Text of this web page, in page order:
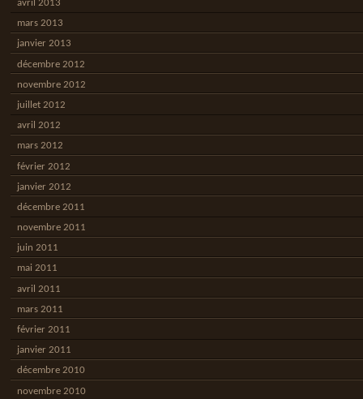
avril 2013
mars 2013
janvier 2013
décembre 2012
novembre 2012
juillet 2012
avril 2012
mars 2012
février 2012
janvier 2012
décembre 2011
novembre 2011
juin 2011
mai 2011
avril 2011
mars 2011
février 2011
janvier 2011
décembre 2010
novembre 2010